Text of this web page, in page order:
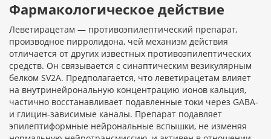
Фармакологическое действие
Леветирацетам — противоэпилептический препарат,
производное пирролидона, чей механизм действия
отличается от других известных противоэпилептических
средств. Он связывается с синаптическим везикулярным
белком SV2A. Предполагается, что леветирацетам влияет
на внутринейрональную концентрацию ионов кальция,
частично восстанавливает подавленные токи через GABA-
и глицин-зависимые каналы. Препарат подавляет
эпилептиформные нейрональные вспышки, не изменяя